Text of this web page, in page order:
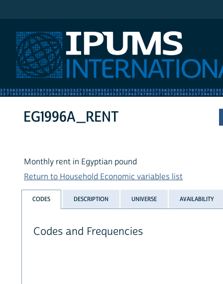
EG1996A_RENT
Monthly rent in Egyptian pound
Return to Household Economic variables list
CODES DESCRIPTION UNIVERSE AVAILABILITY
Codes and Frequencies